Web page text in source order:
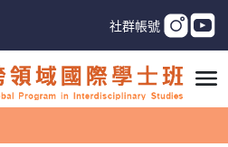
社群帳號